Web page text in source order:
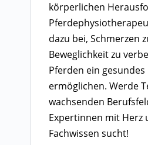
körperlichen
dazu bei, Schmerzen
Beweglichkeit zu
Pferden ein gesundes
ermöglichen. Werde
wachsenden
Expertinnen mit Herz
Fachwissen sucht!